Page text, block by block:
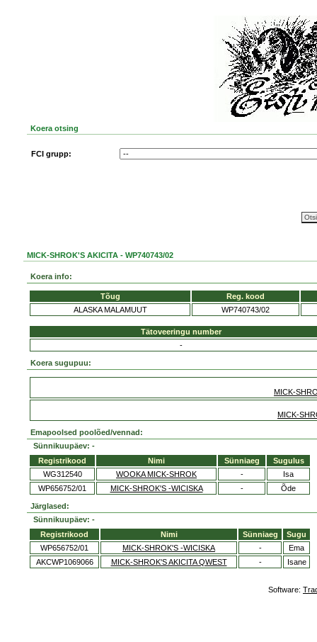
Koera otsing
FCI grupp:
MICK-SHROK'S AKICITA - WP740743/02
Koera info:
Tõug
Reg. kood
ALASKA MALAMUUT
WP740743/02
Tätoveeringu number
-
Koera sugupuu:
MICK-
MICK-
Emapoolsed poolõed/vennad:
Sünnikuupäev: -
Registrikood
Nimi Sünniaeg
Sugulus
WG312540
WOOKA MICK-SHROK -
Isa
WP656752/01
MICK-SHROK'S -WICISKA - Õde
Järglased:
Sünnikuupäev: -
Registrikood
Nimi Sünniaeg
Sugu
WP656752/01
MICK-SHROK'S -WICISKA -
Ema
AKCWP1069066
MICK-SHROK'S AKICITA QWEST - Isane
Software: